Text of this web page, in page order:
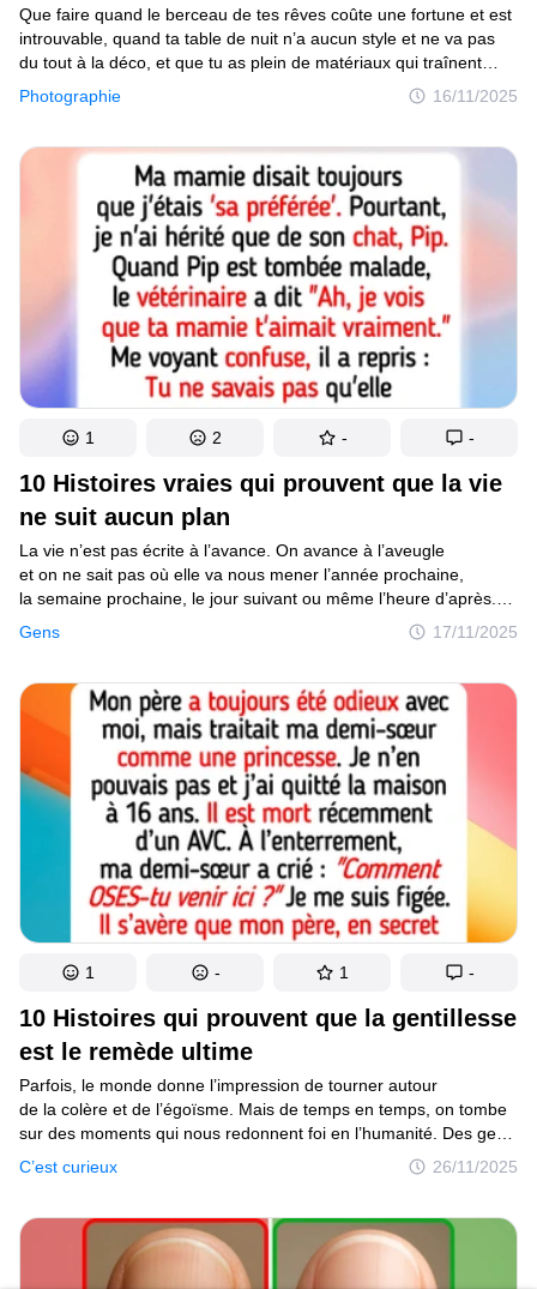
Photographie 16/11/2025
Que faire quand le berceau de tes rêves coûte une fortune et est
introuvable, quand ta table de nuit n’a aucun style et ne va pas
du tout à la déco, et que tu as plein de matériaux qui traînent
sans servir à rien ? Tu pourrais économiser longtemps
et chercher partout ou carrément prendre les choses en main.
stylés et impressionnants ne sont pas ceux achetés à prix d’or,
mais ceux que tu fabriques avec cœur et ingéniosité.
10 Histoires vraies qui prouvent que la vie
ne suit aucun plan
Gens 17/11/2025
La vie n’est pas écrite à l’avance. On avance à l’aveugle
et on ne sait pas où elle va nous mener l’année prochaine,
la semaine prochaine, le jour suivant ou même l’heure d’après.
Mais ce n’est pas toujours une mauvaise chose. Si on savait tout
ce qui va arriver, où serait le plaisir ? Ces histoires montrent
1 2 - -
10 Histoires qui prouvent que la gentillesse
est le remède ultime
C’est curieux 26/11/2025
Parfois, le monde donne l’impression de tourner autour
de la colère et de l’égoïsme. Mais de temps en temps, on tombe
sur des moments qui nous redonnent foi en l’humanité. Des gens
ordinaires qui font preuve de gentillesse, sans vouloir se montrer,
sans rien attendre en retour, juste parce qu’ils se soucient
rappellent que la gentillesse n’aide pas seulement les autres, elle
nous guérit aussi.
1 - 1 -